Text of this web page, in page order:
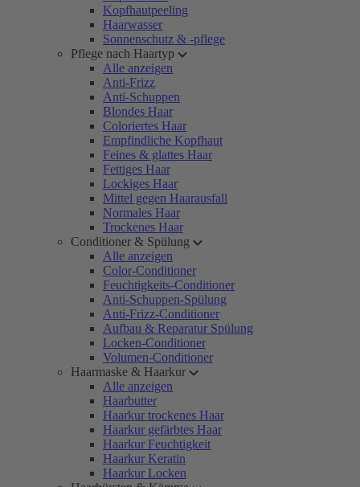
Kopfhautpeeling
Haarwasser
Sonnenschutz & -pflege
Pflege nach Haartyp
Alle anzeigen
Anti-Frizz
Anti-Schuppen
Blondes Haar
Coloriertes Haar
Empfindliche Kopfhaut
Feines & glattes Haar
Fettiges Haar
Lockiges Haar
Mittel gegen Haarausfall
Normales Haar
Trockenes Haar
Conditioner & Spülung
Alle anzeigen
Color-Conditioner
Feuchtigkeits-Conditioner
Anti-Schuppen-Spülung
Anti-Frizz-Conditioner
Aufbau & Reparatur Spülung
Locken-Conditioner
Volumen-Conditioner
Haarmaske & Haarkur
Alle anzeigen
Haarbutter
Haarkur trockenes Haar
Haarkur gefärbtes Haar
Haarkur Feuchtigkeit
Haarkur Keratin
Haarkur Locken